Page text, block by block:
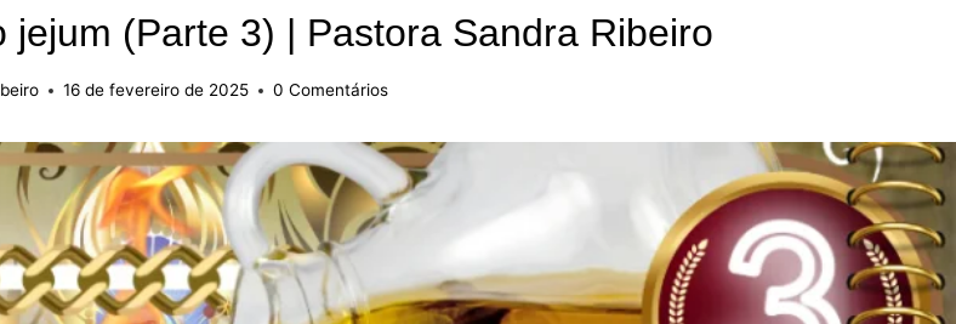
(Parte 3) | Pastora Sandra Ribeiro
16 de fevereiro de 2025 0 Comentários